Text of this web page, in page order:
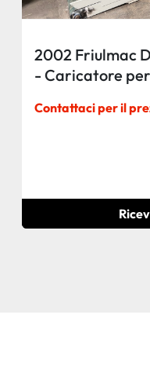
2002 Friulmac
- Caricatore
misure
Contattaci per il